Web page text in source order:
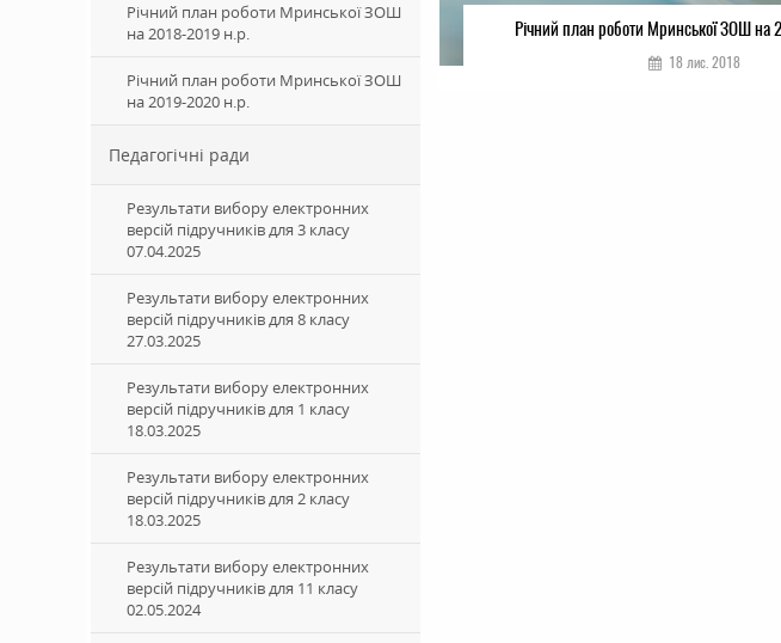
Річний план роботи Мринської ЗОШ
на 2018-2019 н.р.
Річний план роботи Мринської ЗОШ
на 2019-2020 н.р.
Педагогічні ради
Результати вибору електронних
версій підручників для 3 класу
07.04.2025
Результати вибору електронних
версій підручників для 8 класу
27.03.2025
Результати вибору електронних
версій підручників для 1 класу
18.03.2025
Результати вибору електронних
версій підручників для 2 класу
18.03.2025
Результати вибору електронних
версій підручників для 11 класу
02.05.2024
Річний план роботи Мринської ЗОШ на
18 лис. 2018